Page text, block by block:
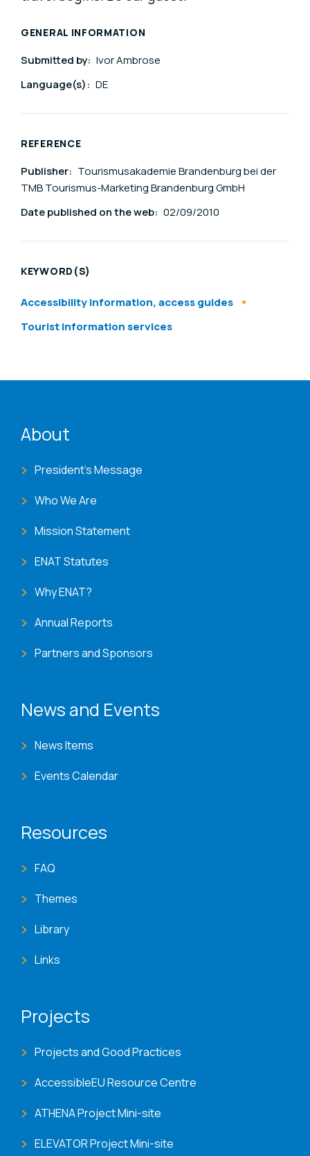
GENERAL INFORMATION
Submitted by: Ivor Ambrose
Language(s): DE
REFERENCE
Publisher: Tourismusakademie Brandenburg bei der
TMB Tourismus-Marketing Brandenburg GmbH
Date published on the web: 02/09/2010
KEYWORD(S)
Accessibility information, access guides
Tourist information services
About
President's Message
Who We Are
Mission Statement
ENAT Statutes
Why ENAT?
Annual Reports
Partners and Sponsors
News and Events
News Items
Events Calendar
Resources
FAQ
Themes
Library
Links
Projects
Projects and Good Practices
AccessibleEU Resource Centre
ATHENA Project Mini-site
ELEVATOR Project Mini-site